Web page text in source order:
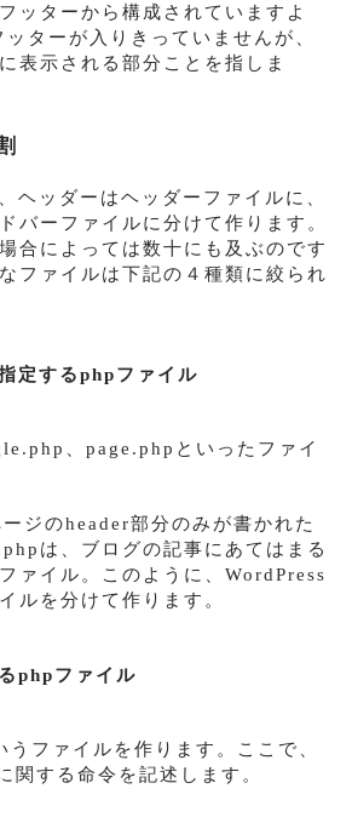
ッターから構成されていますよ
ターが入りきっていませんが、
表示される部分ことを指しま
ヘッダーはヘッダーファイルに、
バーファイルに分けて作ります。
合によっては数十にも及ぶのです
ファイルは下記の４種類に絞られ
定するphpファイル
、page.phpといったファイ
ジのheader部分のみが書かれた
は、ブログの記事にあてはまる
ァイル。このように、WordPress
ルを分けて作ります。
phpファイル
ファイルを作ります。ここで、
関する命令を記述します。